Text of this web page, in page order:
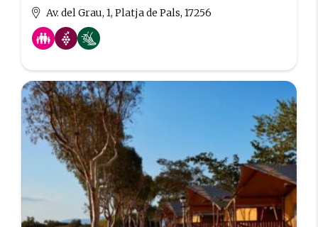
Av. del Grau, 1, Platja de Pals, 17256